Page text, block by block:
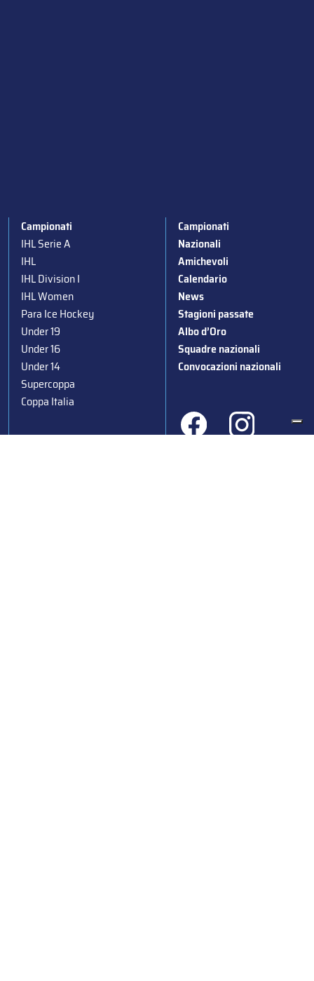
Campionati
IHL Serie A
IHL
IHL Division I
IHL Women
Para Ice Hockey
Under 19
Under 16
Under 14
Supercoppa
Coppa Italia
Campionati
Nazionali
Amichevoli
Calendario
News
Stagioni passate
Albo d’Oro
Squadre nazionali
Convocazioni nazionali